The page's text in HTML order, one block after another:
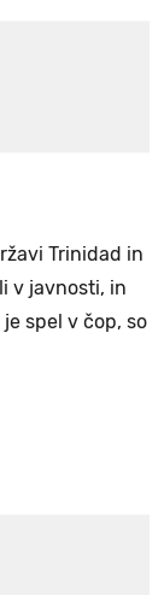
Trinidad in
v javnosti, in
spel v čop, so